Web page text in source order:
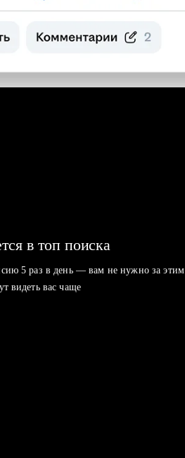
в топ поиска
5 раз в день — вам не нужно за этим
видеть вас чаще